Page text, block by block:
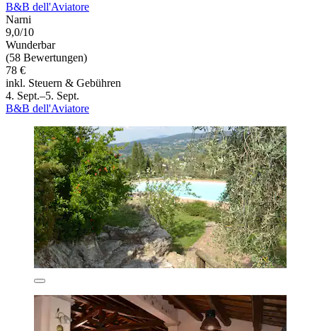
B&B dell'Aviatore
Narni
9,0/10
Wunderbar
(58 Bewertungen)
78 €
inkl. Steuern & Gebühren
4. Sept.–5. Sept.
B&B dell'Aviatore